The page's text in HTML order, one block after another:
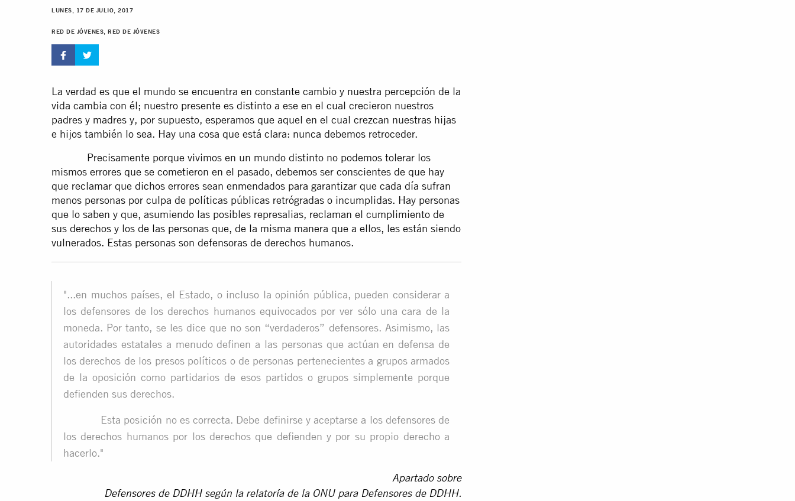
LUNES, 17 DE JULIO, 2017
RED DE JÓVENES, RED DE JÓVENES
La verdad es que el mundo se encuentra en constante cambio y nuestra percepción de la
vida cambia con él; nuestro presente es distinto a ese en el cual crecieron nuestros
padres y madres y, por supuesto, esperamos que aquel en el cual crezcan nuestras hijas
e hijos también lo sea. Hay una cosa que está clara: nunca debemos retroceder.
Precisamente porque vivimos en un mundo distinto no podemos tolerar los
mismos errores que se cometieron en el pasado, debemos ser conscientes de que hay
que reclamar que dichos errores sean enmendados para garantizar que cada día sufran
menos personas por culpa de políticas públicas retrógradas o incumplidas. Hay personas
que lo saben y que, asumiendo las posibles represalias, reclaman el cumplimiento de
sus derechos y los de las personas que, de la misma manera que a ellos, les están siendo
vulnerados. Estas personas son defensoras de derechos humanos.
"...en muchos países, el Estado, o incluso la opinión pública, pueden considerar a
los defensores de los derechos humanos equivocados por ver sólo una cara de la
moneda. Por tanto, se les dice que no son “verdaderos” defensores. Asimismo, las
autoridades estatales a menudo definen a las personas que actúan en defensa de
los derechos de los presos políticos o de personas pertenecientes a grupos armados
de la oposición como partidarios de esos partidos o grupos simplemente porque
defienden sus derechos.
Esta posición no es correcta. Debe definirse y aceptarse a los defensores de
los derechos humanos por los derechos que defienden y por su propio derecho a
hacerlo."
Apartado sobre
Defensores de DDHHsegún la relatoría de la ONU para Defensores de DDHH.